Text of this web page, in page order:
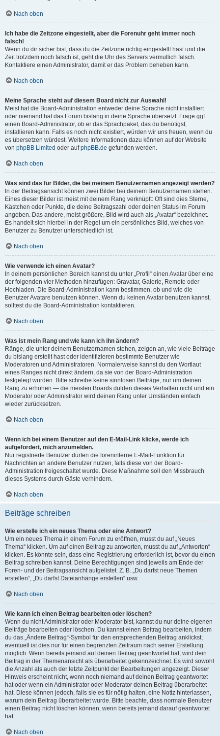
Nach oben
Ich habe die Zeitzone eingestellt, aber die Forenuhr geht immer noch
falsch!
Wenn du dir sicher bist, dass du die Zeitzone richtig eingestellt hast und die
Zeit trotzdem noch falsch ist, geht die Uhr des Servers vermutlich falsch.
Kontaktiere einen Administrator, damit er das Problem beheben kann.
Nach oben
Meine Sprache steht auf diesem Board nicht zur Auswahl!
Meist hat die Board-Administration entweder deine Sprache nicht installiert
oder niemand hat das Forum bislang in deine Sprache übersetzt. Frage ggf.
einen Board-Administrator, ob er das Sprachpaket, das du benötigst,
installieren kann. Falls es noch nicht existiert, würden wir uns freuen, wenn du
es übersetzen würdest. Weitere Informationen dazu können auf der Website
von phpBB Limited oder aufphpBB.de gefunden werden.
Nach oben
Was sind das für Bilder, die bei meinem Benutzernamen angezeigt werden?
In der Beitragsansicht können zwei Bilder bei deinem Benutzernamen stehen.
Eines dieser Bilder ist meist mit deinem Rang verknüpft: Oft sind dies Sterne,
Kästchen oder Punkte, die deine Beitragszahl oder deinen Status im Forum
angeben. Das andere, meist größere, Bild wird auch als „Avatar“ bezeichnet.
Es handelt sich hierbei in der Regel um ein persönliches Bild, welches von
Benutzer zu Benutzer unterschiedlich ist.
Nach oben
Wie verwende ich einen Avatar?
In deinem persönlichen Bereich kannst du unter „Profil“ einen Avatar über eine
der folgenden vier Methoden hinzufügen: Gravatar, Galerie, Remote oder
Hochladen. Die Board-Administration kann bestimmen, ob und wie die
Benutzer Avatare benutzen können. Wenn du keinen Avatar benutzen kannst,
solltest du die Board-Administration kontaktieren.
Nach oben
Was ist mein Rang und wie kann ich ihn ändern?
Ränge, die unter deinem Benutzernamen stehen, zeigen an, wie viele Beiträge
du bislang erstellt hast oder identifizieren bestimmte Benutzer wie
Moderatoren und Administratoren. Normalerweise kannst du den Wortlaut
eines Ranges nicht direkt ändern, da sie von der Board-Administration
festgelegt wurden. Bitte schreibe keine sinnlosen Beiträge, nur um deinen
Rang zu erhöhen — die meisten Boards dulden dieses Verhalten nicht und ein
Moderator oder Administrator wird deinen Rang unter Umständen einfach
wieder zurücksetzen.
Nach oben
Wenn ich bei einem Benutzer auf den E-Mail-Link klicke, werde ich
aufgefordert, mich anzumelden.
Nur registrierte Benutzer dürfen die foreninterne E-Mail-Funktion für
Nachrichten an andere Benutzer nutzen, falls diese von der Board-
Administration freigeschaltet wurde. Diese Maßnahme soll den Missbrauch
dieses Systems durch Gäste verhindern.
Nach oben
Beiträge schreiben
Wie erstelle ich ein neues Thema oder eine Antwort?
Um ein neues Thema in einem Forum zu eröffnen, musst du auf „Neues
Thema“ klicken. Um auf einen Beitrag zu antworten, musst du auf „Antworten“
klicken. Es könnte sein, dass eine Registrierung erforderlich ist, bevor du einen
Beitrag schreiben kannst. Deine Berechtigungen sind jeweils am Ende der
Foren- und der Beitragsansicht aufgelistet. Z. B. „Du darfst neue Themen
erstellen“, „Du darfst Dateianhänge erstellen“ usw.
Nach oben
Wie kann ich einen Beitrag bearbeiten oder löschen?
Wenn du nicht Administrator oder Moderator bist, kannst du nur deine eigenen
Beiträge bearbeiten oder löschen. Du kannst einen Beitrag bearbeiten, indem
du das „Ändere Beitrag“-Symbol für den entsprechenden Beitrag anklickst;
eventuell ist dies nur für einen begrenzten Zeitraum nach seiner Erstellung
möglich. Wenn bereits jemand auf deinen Beitrag geantwortet hat, wird dein
Beitrag in der Themenansicht als überarbeitet gekennzeichnet. Es wird sowohl
die Anzahl als auch der letzte Zeitpunkt der Bearbeitungen angezeigt. Dieser
Hinweis erscheint nicht, wenn noch niemand auf deinen Beitrag geantwortet
hat oder wenn ein Administrator oder Moderator deinen Beitrag überarbeitet
hat. Diese können jedoch, falls sie es für nötig halten, eine Notiz hinterlassen,
warum dein Beitrag überarbeitet wurde. Bitte beachte, dass normale Benutzer
einen Beitrag nicht löschen können, wenn bereits jemand darauf geantwortet
hat.
Nach oben